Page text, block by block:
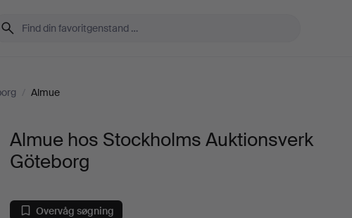
/ Almue
Almue hos Stockholms Auktionsverk
Göteborg
Overvåg søgning